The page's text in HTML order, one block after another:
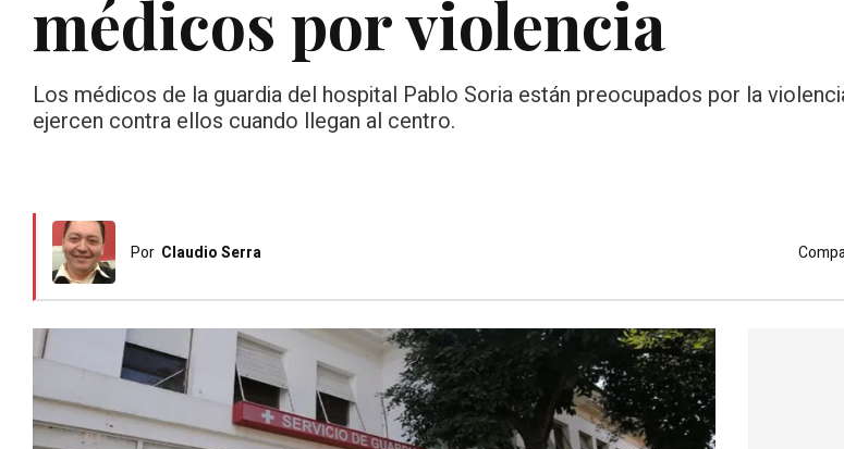
médicos por violencia
Los médicos de la guardia del hospital Pablo Soria están preocupados por la
ejercen contra ellos cuando llegan al centro.
Por Claudio Serra